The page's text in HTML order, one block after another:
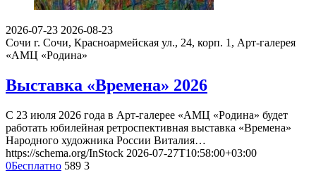
2026-07-23 2026-08-23
Сочи г. Сочи, Красноармейская ул., 24, корп. 1, Арт-галерея
«АМЦ «Родина»
Выставка «Времена» 2026
С 23 июля 2026 года в Арт-галерее «АМЦ «Родина» будет
работать юбилейная ретроспективная выставка «Времена»
Народного художника России Виталия…
https://schema.org/InStock 2026-07-27T10:58:00+03:00
0Бесплатно 589 3